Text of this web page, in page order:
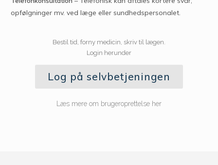
opfølgninger mv. ved læge eller sundhedspersonalet.
Bestil tid, forny medicin, skriv til lægen.
Login herunder
Log på selvbetjeningen
Læs mere om brugeroprettelse her